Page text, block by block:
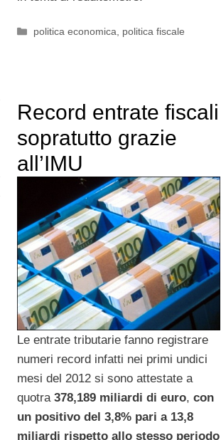
Categorie
politica economica, politica fiscale
Record entrate fiscali
sopratutto grazie
all’IMU
Le entrate tributarie fanno registrare
numeri record infatti nei primi undici
mesi del 2012 si sono attestate a
quotra 378,189 miliardi di euro, con
un positivo del 3,8% pari a 13,8
miliardi rispetto allo stesso periodo